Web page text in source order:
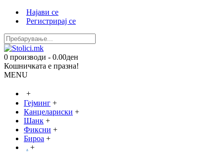
Најави се
Регистрирај се
0 производи - 0.00ден
Кошничката е празна!
MENU
+
Гејминг +
Канцелариски +
Шанк +
Фиксни +
Бироа +
. +